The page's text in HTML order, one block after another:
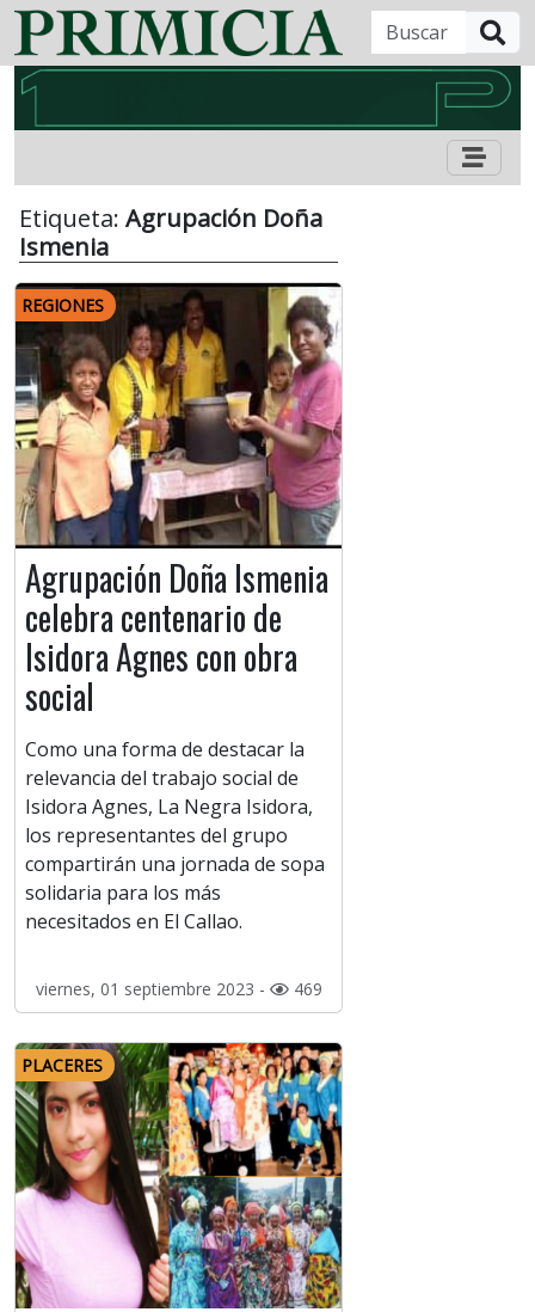
Etiqueta: Agrupación Doña
Ismenia
REGIONES
Agrupación Doña Ismenia
celebra centenario de
Isidora Agnes con obra
social
Como una forma de destacar la
relevancia del trabajo social de
Isidora Agnes, La Negra Isidora,
los representantes del grupo
compartirán una jornada de sopa
solidaria para los más
necesitados en El Callao.
viernes, 01 septiembre 2023 - 469
PLACERES